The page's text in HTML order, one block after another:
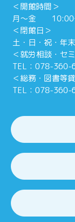
＜開館時間＞
月～金 10:00
＜閉館日＞
土・日・祝・年
＜就労相談・セ
TEL：078-
＜総務・図書等
TEL：078-